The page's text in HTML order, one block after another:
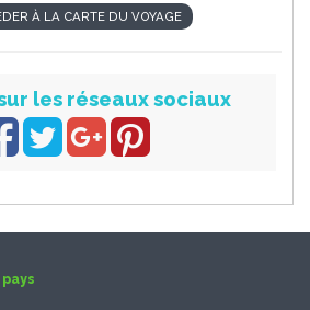
À LA CARTE DU VOYAGE
les réseaux sociaux